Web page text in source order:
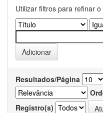
Utilizar filtros para refinar
Resultados/Página
Registro(s)